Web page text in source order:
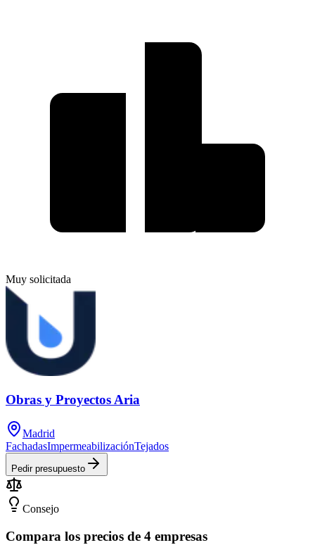
Muy solicitada
Obras y Proyectos Aria
Madrid
FachadasImpermeabilizaciónTejados
Pedir presupuesto
Consejo
Compara los precios de 4 empresas